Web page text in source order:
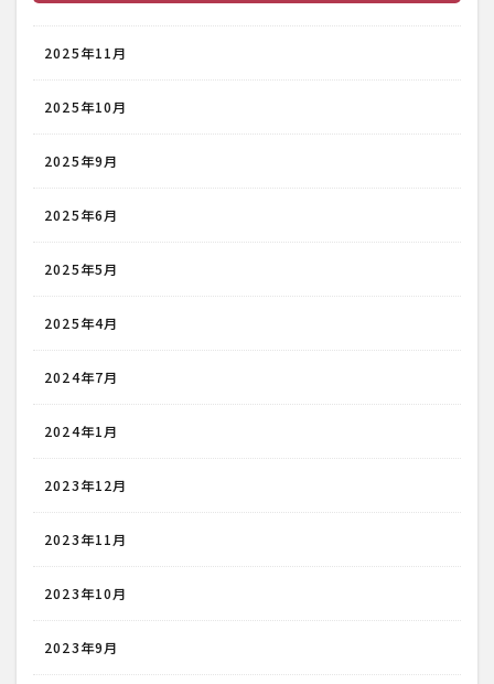
2025年11月
2025年10月
2025年9月
2025年6月
2025年5月
2025年4月
2024年7月
2024年1月
2023年12月
2023年11月
2023年10月
2023年9月